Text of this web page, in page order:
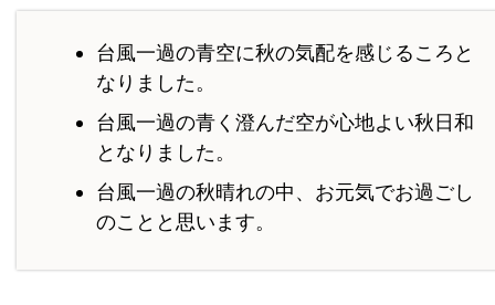
台風一過の青空に秋の気配を感じるころと
なりました。
台風一過の青く澄んだ空が心地よい秋日和
となりました。
台風一過の秋晴れの中、お元気でお過ごし
のことと思います。